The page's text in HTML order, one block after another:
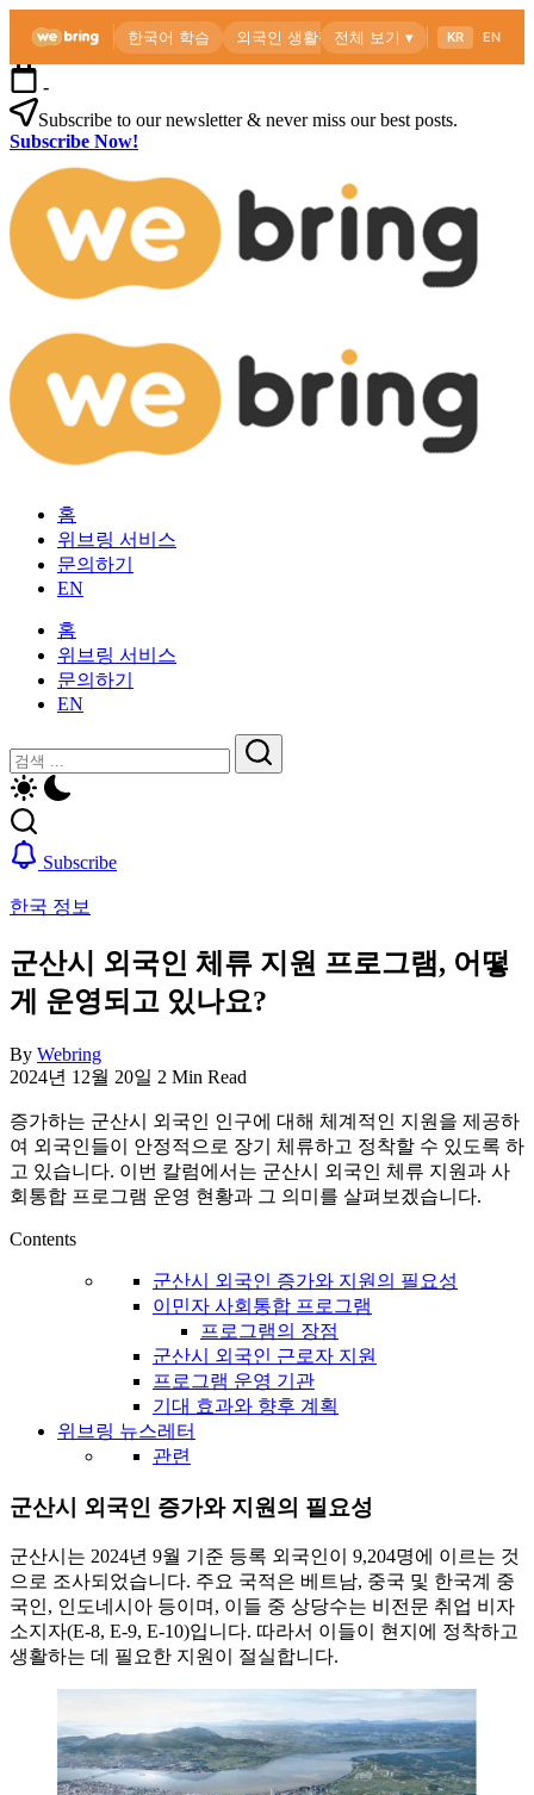
본
문
으
로
너
뛰
기
-
Subscribe to our newsletter & never miss our best posts.
Subscribe Now!
국
인
을
위
험,
의
료
및
일
상
생
WeBring
제
공
가
이
드
—
비
자,
험,
료
및
일
생
WeBring
제
공
홈
위브링 서비스
문의하기
EN
홈
위브링 서비스
문의하기
EN
닫
기
검
색
검
Subscribe
한국 정보
군산시 외국인 체류 지원 프로그램, 어떻
게 운영되고 있나요?
By Webring
2024년 12월 20일 2 Min Read
증가하는 군산시 외국인 인구에 대해 체계적인 지원을 제공하
여 외국인들이 안정적으로 장기 체류하고 정착할 수 있도록 하
고 있습니다. 이번 칼럼에서는 군산시 외국인 체류 지원과 사
회통합 프로그램 운영 현황과 그 의미를 살펴보겠습니다.
Contents
군산시 외국인 증가와 지원의 필요성
이민자 사회통합 프로그램
프로그램의 장점
군산시 외국인 근로자 지원
프로그램 운영 기관
기대 효과와 향후 계획
위브링 뉴스레터
관련
군산시 외국인 증가와 지원의 필요성
군산시는 2024년 9월 기준 등록 외국인이 9,204명에 이르는 것
으로 조사되었습니다. 주요 국적은 베트남, 중국 및 한국계 중
국인, 인도네시아 등이며, 이들 중 상당수는 비전문 취업 비자
소지자(E-8, E-9, E-10)입니다. 따라서 이들이 현지에 정착하고
생활하는 데 필요한 지원이 절실합니다.